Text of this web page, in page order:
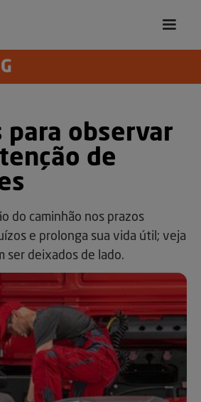
para observar
de
do caminhão nos prazos
e prolonga sua vida útil; veja
ser deixados de lado.